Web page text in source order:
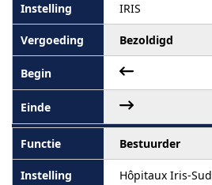
IRIS
Bezoldigd
Bestuurder
Hôpitaux Iris-Sud